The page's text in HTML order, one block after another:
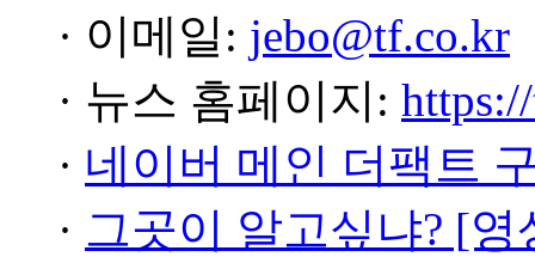
· 이메일: jebo@tf.co.kr
· 뉴스 홈페이지:
· 네이버 메인 더팩트
· 그곳이 알고싶냐? [